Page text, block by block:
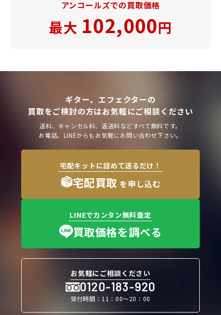
アンコールズでの買取価格
最大 102,000円
ギター、エフェクターの
買取をご検討の方はお気軽にご相談ください
送料、キャンセル料、返送料などすべて無料です。
お電話、LINEからもお気軽にお問い合わせ下さい。
宅配キットに詰めて送るだけ！
宅配買取 を申し込む
LINEでカンタン無料査定
買取価格を調べる
お気軽にご相談ください
0120-183-920
受付時間：11：00〜20：00